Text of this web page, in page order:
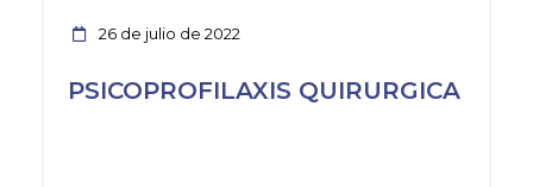
26 de julio de 2022
PSICOPROFILAXIS QUIRURGICA